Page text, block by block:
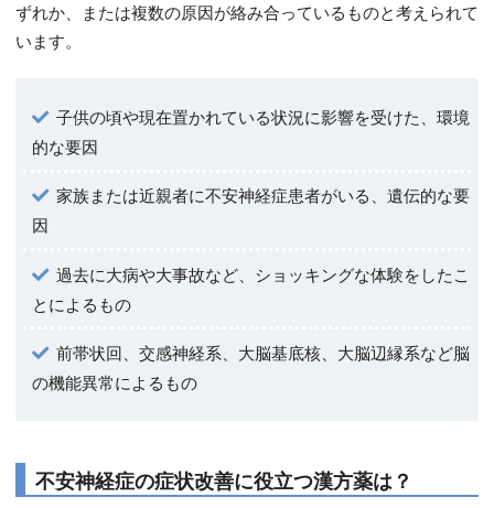
ずれか、または複数の原因が絡み合っているものと考えられて
います。
子供の頃や現在置かれている状況に影響を受けた、環境
的な要因
家族または近親者に不安神経症患者がいる、遺伝的な要
因
過去に大病や大事故など、ショッキングな体験をしたこ
とによるもの
前帯状回、交感神経系、大脳基底核、大脳辺縁系など脳
の機能異常によるもの
不安神経症の症状改善に役立つ漢方薬は？